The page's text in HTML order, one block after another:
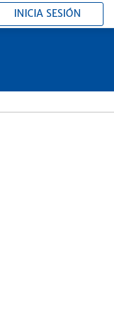
INICIA SESIÓN